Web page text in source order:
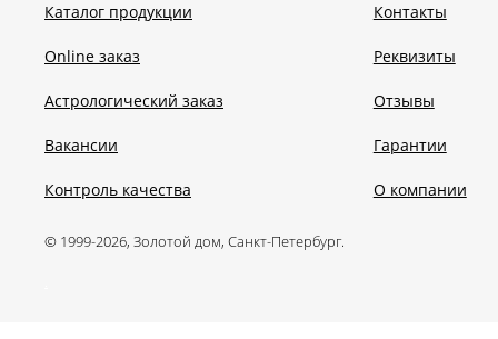
Каталог продукции
Online заказ
Астрологический заказ
Вакансии
Контроль качества
Контакты
Реквизиты
Отзывы
Гарантии
О компании
© 1999-2026, Золотой дом, Санкт-Петербург.